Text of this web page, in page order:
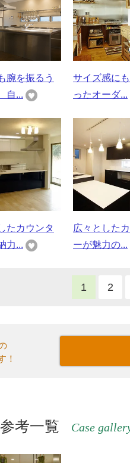
腕を振るう
自...
サイズ感に
ったオーダ...
たカウンタ
力...
広々とした
ーが魅力の...
1 2
！
考一覧 Case